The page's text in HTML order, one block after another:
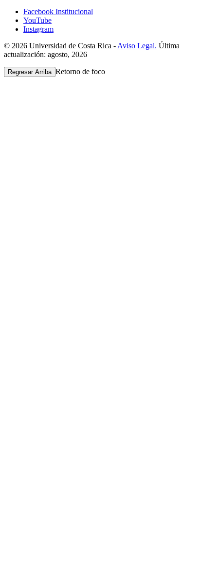
Facebook Institucional
YouTube
Instagram
© 2026 Universidad de Costa Rica - Aviso Legal. Última
actualización: agosto, 2026
Regresar Arriba Retorno de foco